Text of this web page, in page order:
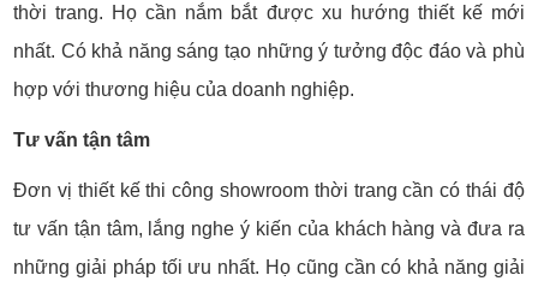
thời trang. Họ cần nắm bắt được xu hướng thiết kế mới
nhất. Có khả năng sáng tạo những ý tưởng độc đáo và phù
hợp với thương hiệu của doanh nghiệp.
Tư vấn tận tâm
Đơn vị thiết kế thi công showroom thời trang cần có thái độ
tư vấn tận tâm, lắng nghe ý kiến của khách hàng và đưa ra
những giải pháp tối ưu nhất. Họ cũng cần có khả năng giải